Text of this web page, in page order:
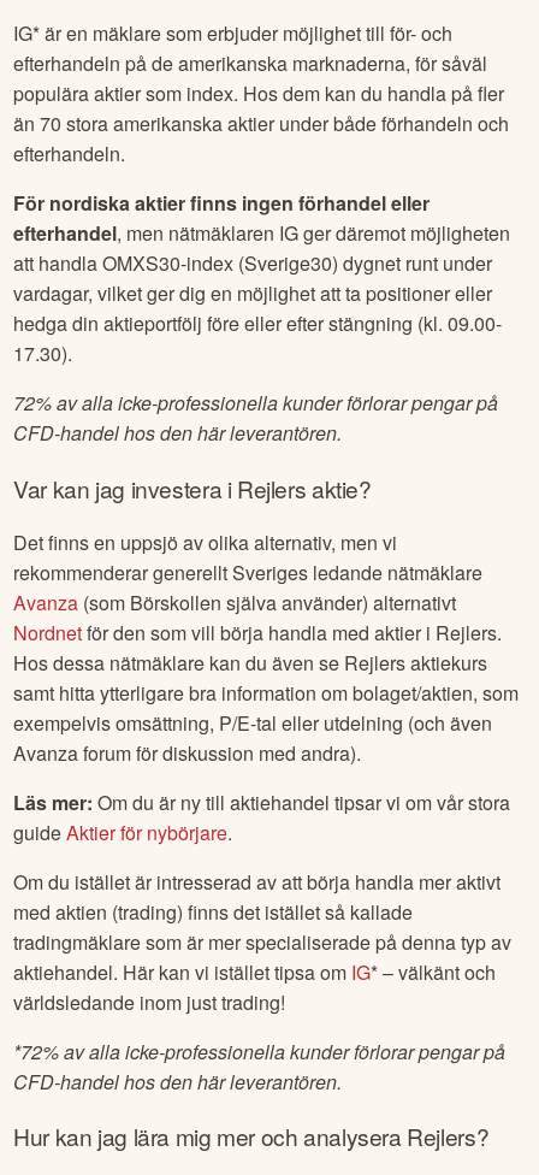
IG* är en mäklare som erbjuder möjlighet till för- och
efterhandeln på de amerikanska marknaderna, för såväl
populära aktier som index. Hos dem kan du handla på fler
än 70 stora amerikanska aktier under både förhandeln och
efterhandeln.
För nordiska aktier finns ingen förhandel eller
efterhandel, men nätmäklaren IG ger däremot möjligheten
att handla OMXS30-index (Sverige30) dygnet runt under
vardagar, vilket ger dig en möjlighet att ta positioner eller
hedga din aktieportfölj före eller efter stängning (kl. 09.00-
17.30).
72% av alla icke-professionella kunder förlorar pengar på
CFD-handel hos den här leverantören.
Var kan jag investera iRejlersaktie?
Det finns en uppsjö av olika alternativ, men vi
rekommenderar generellt Sveriges ledande nätmäklare
Avanza (som Börskollen själva använder) alternativt
Nordnetför den som vill börja handla med aktier i Rejlers.
Hos dessa nätmäklare kan du även se Rejlersaktiekurs
samt hitta ytterligare bra information om bolaget/aktien, som
exempelvis omsättning, P/E-tal eller utdelning (och även
Avanza forum för diskussion med andra).
Läs mer: Om du är ny till aktiehandel tipsar vi om vår stora
guideAktier för nybörjare.
Om du istället är intresserad av att börja handla mer aktivt
med aktien (trading) finns det istället så kallade
tradingmäklare som är mer specialiserade på denna typ av
aktiehandel. Här kan vi istället tipsa om IG* – välkänt och
världsledande inom just trading!
*72% av alla icke-professionella kunder förlorar pengar på
CFD-handel hos den här leverantören.
Hur kan jag lära mig mer och analyseraRejlers?